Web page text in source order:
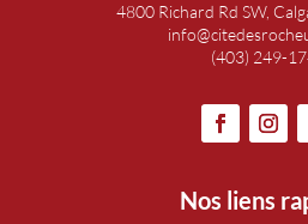
4800 Richard Rd SW,
(403) 249-
Nos liens